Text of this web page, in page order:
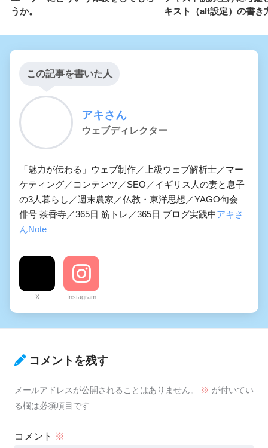
うか。
キスト（alt設定）の書き
この記事を書いた人
アキさん
ウェブディレクター
「魅力が伝わる」ウェブ制作／上級ウェブ解析士／マー
ケティング／コンテンツ／SEO／イギリス人の妻と息子
の3人暮らし／週末農家／仏教・東洋思想／YAGO句会
俳号 茶香寺／365日 筋トレ／365日 ブログ実践中アキさ
んNote
X Instagram
コメントを残す
メールアドレスが公開されることはありません。 ※ が付いてい
る欄は必須項目です
コメント ※